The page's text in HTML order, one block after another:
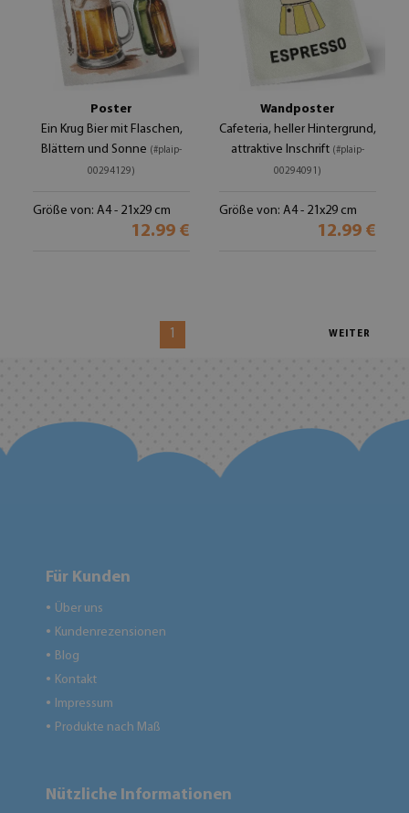
Poster
Ein Krug Bier mit Flaschen,
Blättern und Sonne (#plaip-
00294129)
Größe von: A4 - 21x29 cm
12.99 €
Wandposter
Cafeteria, heller Hintergrund,
attraktive Inschrift (#plaip-
00294091)
Größe von: A4 - 21x29 cm
12.99 €
1 WEITER
Für Kunden
● Über uns
● Kundenrezensionen
● Blog
● Kontakt
● Impressum
● Produkte nach Maß
Nützliche Informationen